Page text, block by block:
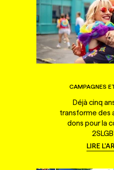
CAMPAGNES
Déjà cinq
transforme des
dons pour la
LIRE